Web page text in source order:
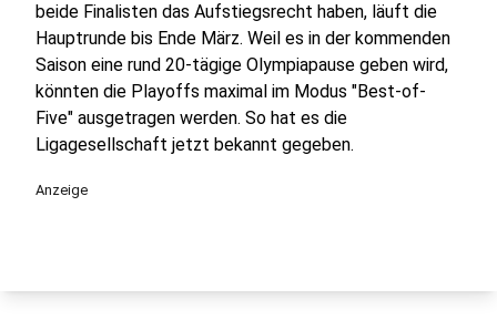
beide Finalisten das Aufstiegsrecht haben, läuft die
Hauptrunde bis Ende März. Weil es in der kommenden
Saison eine rund 20-tägige Olympiapause geben wird,
könnten die Playoffs maximal im Modus "Best-of-
Five" ausgetragen werden. So hat es die
Ligagesellschaft jetzt bekannt gegeben.
Anzeige